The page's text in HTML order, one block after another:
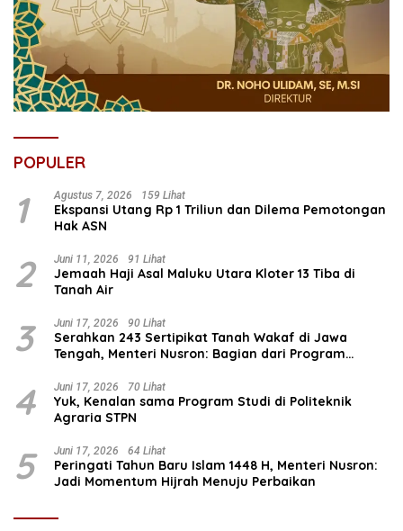
POPULER
1 Agustus 7, 2026 159 Lihat
Ekspansi Utang Rp 1 Triliun dan Dilema Pemotongan
Hak ASN
2 Juni 11, 2026 91 Lihat
Jemaah Haji Asal Maluku Utara Kloter 13 Tiba di
Tanah Air
3 Juni 17, 2026 90 Lihat
Serahkan 243 Sertipikat Tanah Wakaf di Jawa
Tengah, Menteri Nusron: Bagian dari Program
Umat
4 Juni 17, 2026 70 Lihat
Yuk, Kenalan sama Program Studi di Politeknik
Agraria STPN
5 Juni 17, 2026 64 Lihat
Peringati Tahun Baru Islam 1448 H, Menteri Nusron:
Jadi Momentum Hijrah Menuju Perbaikan